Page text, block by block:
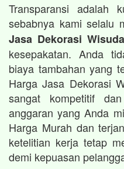
Transparansi adalah
sebabnya kami selalu
Jasa Dekorasi Wisuda
kesepakatan. Anda
biaya tambahan yang
Harga Jasa Dekorasi
sangat kompetitif
anggaran yang Anda
Harga Murah dan
ketelitian kerja tetap
demi kepuasan